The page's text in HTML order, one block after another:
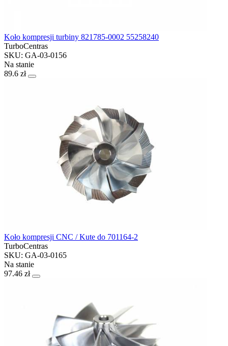
Koło kompresji turbiny 821785-0002 55258240
TurboCentras
SKU: GA-03-0156
Na stanie
89.6 zł
Koło kompresji CNC / Kute do 701164-2
TurboCentras
SKU: GA-03-0165
Na stanie
97.46 zł